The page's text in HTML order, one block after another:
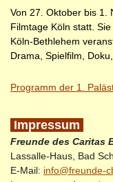
Von 27. Oktober bis 1.
Filmtage Köln statt.
Köln-Bethlehem
Drama, Spielfilm,
Programm der 1.
Impressum
Freunde des Caritas
Lassalle-Haus, Bad
E-Mail: info@freunde-